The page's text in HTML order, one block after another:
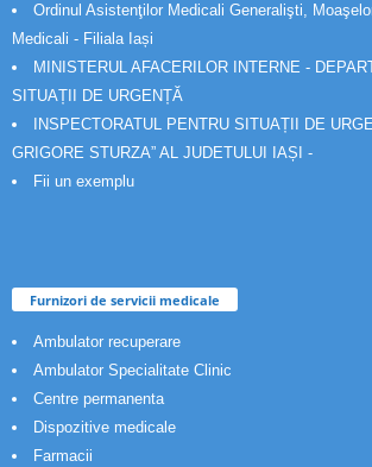
Ordinul Asistenţilor Medicali Generalişti,
Medicali - Filiala Iași
MINISTERUL AFACERILOR INTERNE -
SITUAȚII DE URGENȚĂ
INSPECTORATUL PENTRU SITUAȚII DE
GRIGORE STURZA” AL JUDETULUI IAȘI -
Fii un exemplu
Furnizori de servicii medicale
Ambulator recuperare
Ambulator Specialitate Clinic
Centre permanenta
Dispozitive medicale
Farmacii